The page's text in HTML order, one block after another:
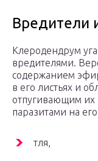
Вредители
Клеродендрум
вредителями.
содержанием
в его листьях и
отпугивающим
паразитами на
тля,